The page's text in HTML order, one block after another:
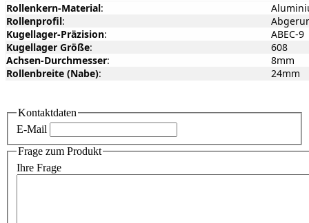
Rollenkern-Material:
Rollenprofil:
Kugellager-Präzision:
ABEC-9
Kugellager Größe:
608
Achsen-Durchmesser:
8mm
Rollenbreite (Nabe): 24mm
Kontaktdaten
E-Mail
Frage zum Produkt
Ihre Frage